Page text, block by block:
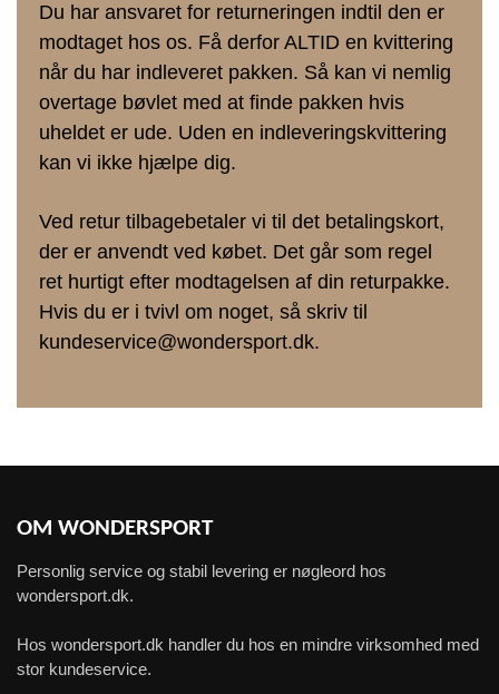
Du har ansvaret for returneringen indtil den er
modtaget hos os. Få derfor ALTID en kvittering
når du har indleveret pakken. Så kan vi nemlig
overtage bøvlet med at finde pakken hvis
uheldet er ude. Uden en indleveringskvittering
kan vi ikke hjælpe dig.
Ved retur tilbagebetaler vi til det betalingskort,
der er anvendt ved købet. Det går som regel
ret hurtigt efter modtagelsen af din returpakke.
Hvis du er i tvivl om noget, så skriv til
kundeservice@wondersport.dk.
OM WONDERSPORT
Personlig service og stabil levering er nøgleord hos
wondersport.dk.
Hos wondersport.dk handler du hos en mindre virksomhed med
stor kundeservice.